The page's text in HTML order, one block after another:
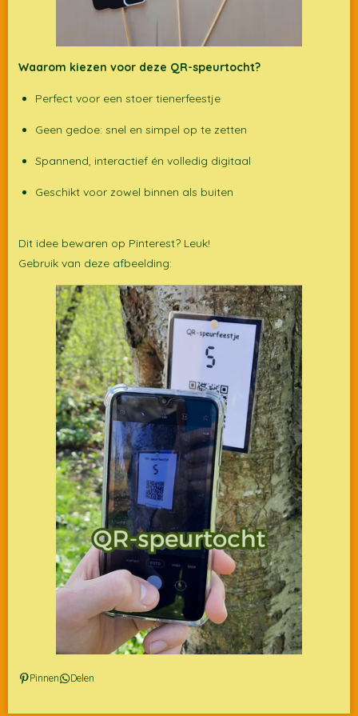
Waarom kiezen voor deze QR-speurtocht?
Perfect voor een stoer tienerfeestje
Geen gedoe: snel en simpel op te zetten
Spannend, interactief én volledig digitaal
Geschikt voor zowel binnen als buiten
Dit idee bewaren op Pinterest? Leuk!
Gebruik van deze afbeelding:
Pinnen Delen